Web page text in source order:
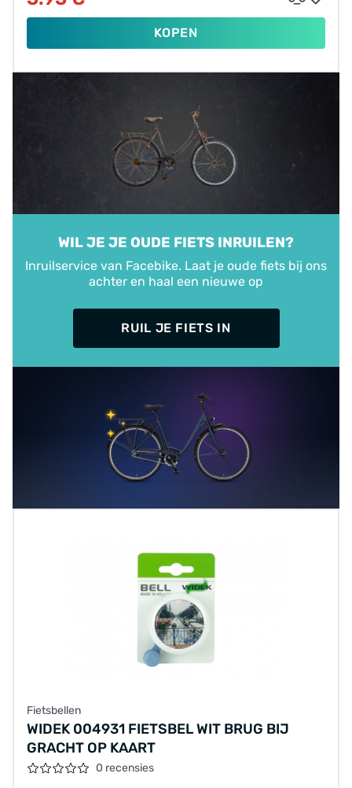
KOPEN
WIL JE JE OUDE FIETS INRUILEN?
Inruilservice van Facebike. Laat je oude fiets bij ons
achter en haal een nieuwe op
RUIL JE FIETS IN
Fietsbellen
WIDEK 004931 FIETSBEL WIT BRUG BIJ
GRACHT OP KAART
0 recensies